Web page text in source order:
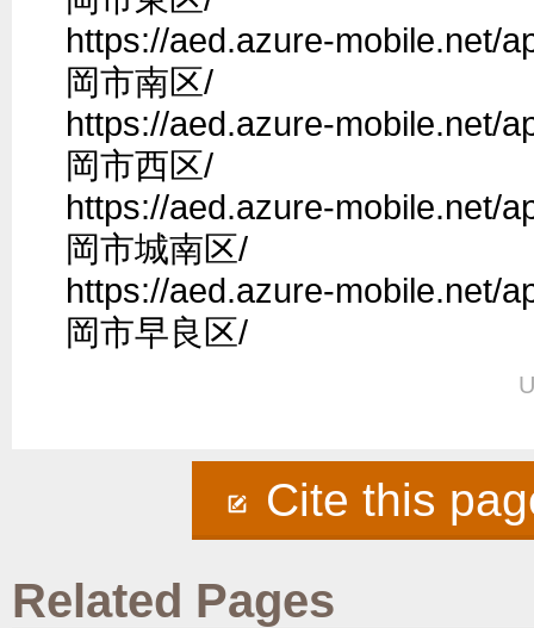
https://aed.azure-mobile.net/
岡市南区/
https://aed.azure-mobile.net/
岡市西区/
https://aed.azure-mobile.net/
岡市城南区/
https://aed.azure-mobile.net/
岡市早良区/
Cite this
Related Pages